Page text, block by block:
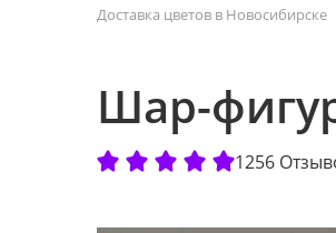
Доставка цветов в Новосибирске
Шар-
1256